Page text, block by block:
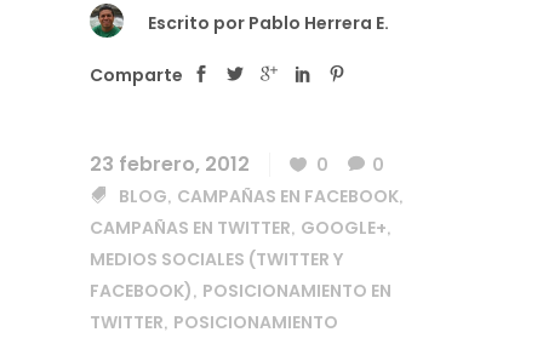
Escrito por Pablo Herrera E.
Comparte
23 febrero, 2012 0
0
BLOG, CAMPAÑAS EN FACEBOOK,
CAMPAÑAS EN TWITTER, GOOGLE+,
MEDIOS SOCIALES (TWITTER Y
FACEBOOK), POSICIONAMIENTO EN
TWITTER, POSICIONAMIENTO